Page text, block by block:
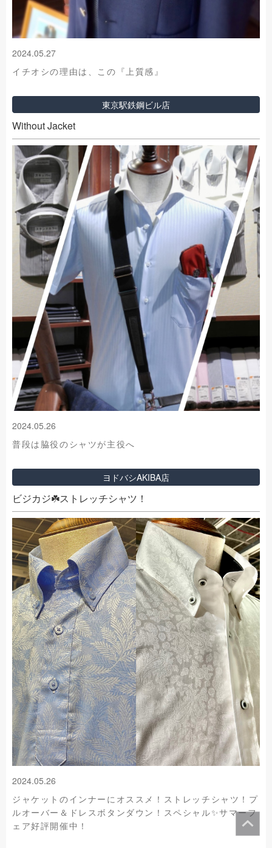
2024.05.27
イチオシの理由は、この『上質感』
東京駅鉄鋼ビル店
Without Jacket
2024.05.26
普段は脇役のシャツが主役へ
ヨドバシAKIBA店
ビジカジ☘️ストレッチシャツ！
2024.05.26
ジャケットのインナーにオススメ！ストレッチシャツ！プ
ルオーバー＆ドレスボタンダウン！スペシャル✨サマーフ
ェア好評開催中！